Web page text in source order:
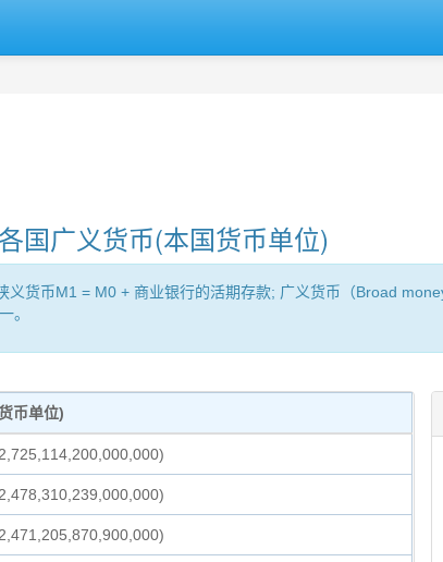
国广义货币(本国货币单位)
货币M1 = M0 + 商业银行的活期存款; 广义货币（Broad
。
币单位)